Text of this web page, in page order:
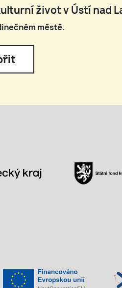
život v Ústí nad
městě.